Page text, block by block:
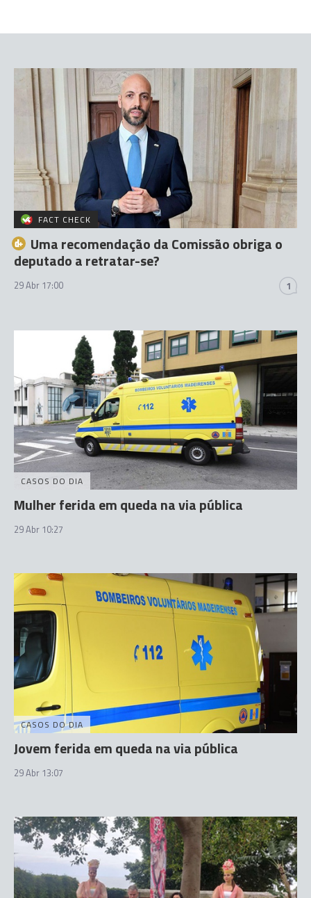
FACT CHECK
Uma recomendação da Comissão obriga o
deputado a retratar-se?
29 Abr 17:00 1
CASOS DO DIA
Mulher ferida em queda na via pública
29 Abr 10:27
CASOS DO DIA
Jovem ferida em queda na via pública
29 Abr 13:07